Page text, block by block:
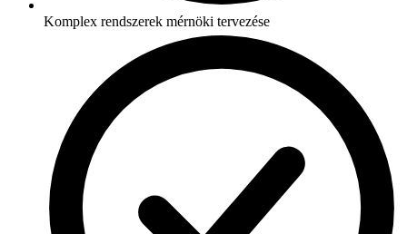
Komplex rendszerek mérnöki tervezése